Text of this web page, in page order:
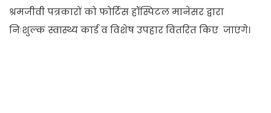
श्रमजीवी पत्रकारों को फोर्टिस हॉस्पिटल मानेसर द्वारा
निःशुल्क स्वास्थ्य कार्ड व विशेष उपहार वितरित किए जाएंगे।